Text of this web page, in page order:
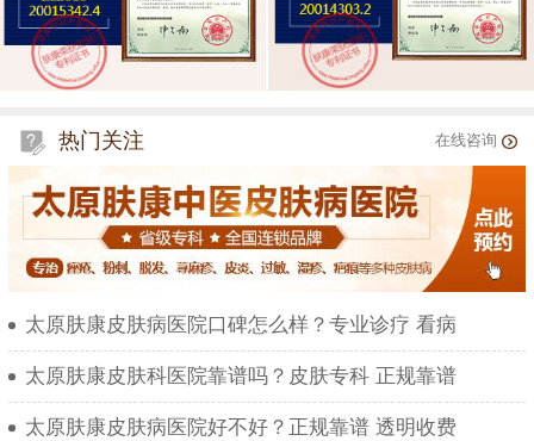
热门关注 在线咨询
太原肤康皮肤病医院口碑怎么样？专业诊疗 看病
太原肤康皮肤科医院靠谱吗？皮肤专科 正规靠谱
太原肤康皮肤病医院好不好？正规靠谱 透明收费